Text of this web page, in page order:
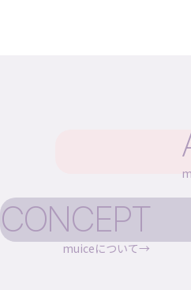
CONCEPT
muiceについて